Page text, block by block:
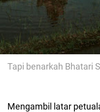
Tapi benarkah Bhatari
Mengambil latar